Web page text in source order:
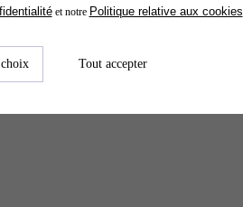
et notre Politique relative aux cookies
Tout accepter